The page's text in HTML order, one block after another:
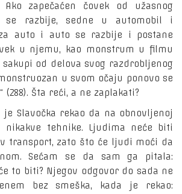
Ako zapečaćen čovek od užasnog
se razbije, sedne u automobil i
auto i auto se razbije i postane
u njemu, kao monstrum u filmu
sakupi od delova svog razdrobljenog
u svom očaju ponovo se
Šta reći, a ne zaplakati?
rekao da na obnovljenoj
tehnike. Ljudima neće biti
transport, zato što će ljudi moći da
Sećam se da sam ga pitala:
to biti? Njegov odgovor do sada ne
bez smeška, kada je rekao: